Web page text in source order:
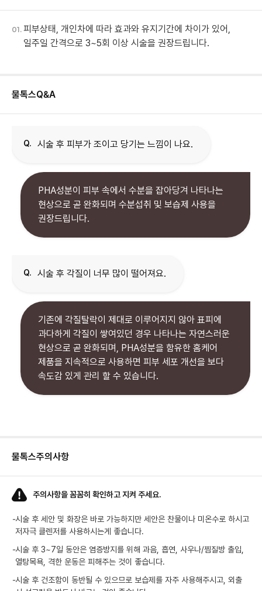
01. 피부상태, 개인차에 따라 효과와 유지기간에 차이가 있어,
일주일 간격으로 3~5회 이상 시술을 권장드립니다.
물톡스Q&A
Q. 시술 후 피부가 조이고 당기는 느낌이 나요.
PHA성분이 피부 속에서 수분을 잡아당겨 나타나는
현상으로 곧 완화되며 수분섭취 및 보습제 사용을
권장드립니다.
Q. 시술 후 각질이 너무 많이 떨어져요.
기존에 각질탈락이 제대로 이루어지지 않아 표피에
과다하게 각질이 쌓여있던 경우 나타나는 자연스러운
현상으로 곧 완화되며, PHA성분을 함유한 홈케어
제품을 지속적으로 사용하면 피부 세포 개선을 보다
속도감 있게 관리 할 수 있습니다.
물톡스주의사항
주의사항을 꼼꼼히 확인하고 지켜 주세요.
-시술 후 세안 및 화장은 바로 가능하지만 세안은 찬물이나 미온수로 하시고
저자극 클렌저를 사용하시는게 좋습니다.
-시술 후 3~7일 동안은 염증방지를 위해 과음, 흡연, 사우나/찜질방 출입,
열탕목욕, 격한 운동은 피해주는 것이 좋습니다.
-시술 후 건조함이 동반될 수 있으므로 보습제를 자주 사용해주시고, 외출